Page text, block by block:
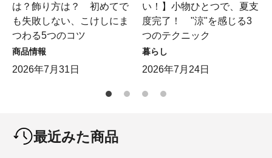
は？飾り方は？ 初めてで
も失敗しない、こけしにま
つわる5つのコツ
商品情報
2026年7月31日
い！】小物ひとつで、夏支
度完了！ "涼"を感じる3
つのテクニック
暮らし
2026年7月24日
最近みた商品